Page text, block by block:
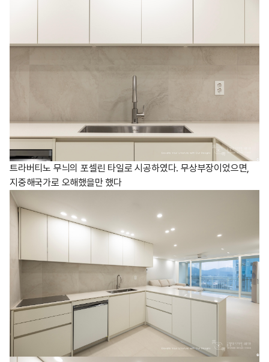
트라버티노 무늬의 포셀린 타일로 시공하였다. 무상부장이었으면,
지중해국가로 오해했을만 했다